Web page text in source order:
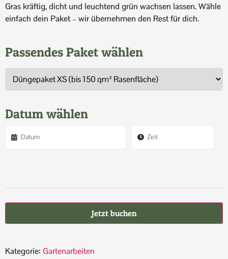
Gras kräftig, dicht und leuchtend grün wachsen lassen. Wähle
einfach dein Paket – wir übernehmen den Rest für dich.
Passendes Paket wählen
Datum wählen
Jetzt buchen
Kategorie: Gartenarbeiten